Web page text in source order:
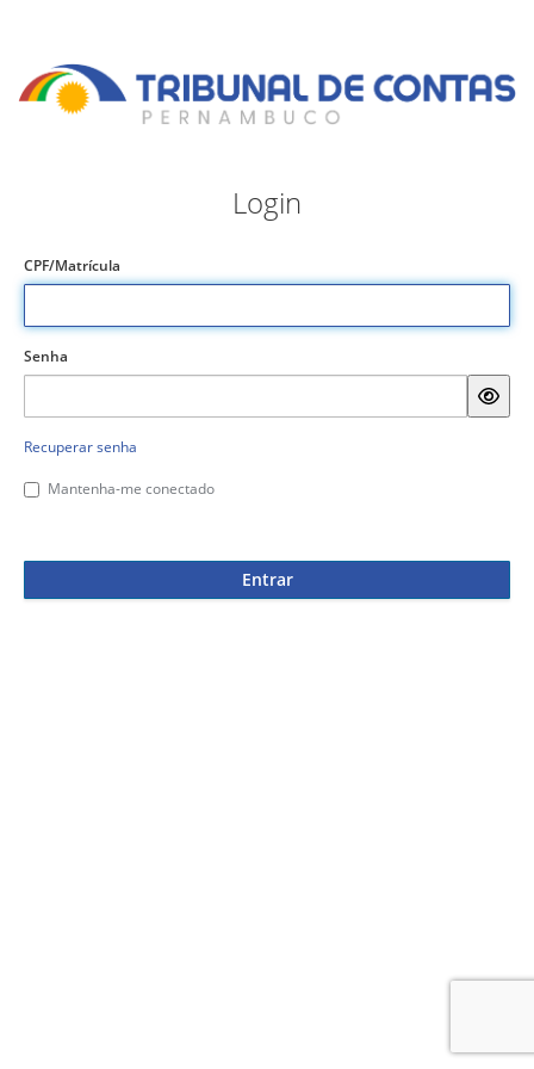
Login
CPF/Matrícula
Senha
Recuperar senha
Mantenha-me conectado